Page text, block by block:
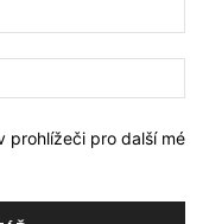
prohlížeči pro další mé